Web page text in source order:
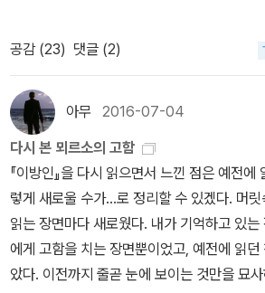
서 조그맣게 들려오는 괴상한 소리로, 나는
았다. 65소감: 뫼루소가 무조건 감정에 무딘
고 영감은... 짐작할 수 있었지만, 나름의 방
있었다.. 아... 🌱나는 사장의 비위를 거스르고 싶지는 않았으나, 나
의 생활을 바꿔야 할 하등의 이유도 찾아낼 수
도 나는 불행하진 않았다. 학생 때에는 그런
다. 그러나 학업을 포기하지 않을 수 없었을
제로는 아무런 중요성이 없다는 것을 나는
잠시 또 묵묵히 있다가 그녀는 말하기를,나
고, 아마 그 때문에 자기는 나를 사랑하고 있
로 그 같은 이유로 내가 싫어질 때가 올지도
키, 카프카와 도스토옙스키 등의 주제에 대
있는데, 내년쯤에는 책을 펴냈으면 싶다...
영사 / 240쪽) ​(2017-41) 에밀 (장 자크 루
158쪽) ​(2017-42) 엄마의 수학 공부 (전우
93쪽) ​(2017-43) 1인 1기 (김경록 / 더난
7-44)​ 침팬지 폴리틱스 (프란스 드 발 / 황
2 / 302쪽) (2017-45) 고독한 산책자의 명
는 편지 외 (장자크루소 /진인혜 / 책세상 / 237쪽) (2017-
게 읽을 것인가 (고영성 / 스마트부스
생의 이면 (이승우 / 문이당/ 300쪽)
(안건모 / 산지니 / 280쪽)​ (2017-49) 나와 청소년문학 20년 (박
는 돌아올 수 있으리라. 나는 사장에게이틀
그는 이유가 이유이니만큼 거절할 수는 없었
사장은 아무 대꾸도 하지 않았다. 그제서야
았어야 하는 걸 그랬다고 생각했다. 따지고 보
는 없었던 것이다. 그가 나에게 조의를 표해주
일이었다. 하지만 아마도 모레, 내가 상장을
을 할 것이다. 지금은 어쩐지 어머니가 죽지
는 듯한 상태다. 장례식을 치르고 나면 확정
다 공인된 격식을 갖추게 될 것이다.(P.21)
지며, 어둠 속에 떠오른던 첫 별빛들을 희미하
아니고 1인칭 단수였습니다.담백하다.그 말
는 무관한 말이었습니다.그리고 카뮈의 시간
하게 합니다.하지만, 노력해봅니다.담백함에
도 꾸여꾸역.그래도 여전합니다.인생은 비극
는 것인지 살아내는 것인지.그 답 없어 보이는
뻑해 귀를 뒤로 당기며,밝은 해의 아침에 막
히 깜빡깜빡 거려도보고,입을 다문채 턱에
니다.
공감 (23) 댓글 (2)
아무 2016-07-04
다시 본 뫼르소의 고함
『이방인』을 다시 읽으면서 느낀 점은 예전
렇게 새로울 수가...로 정리할 수 있겠다. 머
읽는 장면마다 새로웠다. 내가 기억하고 있
에게 고함을 치는 장면뿐이었고, 예전에 읽
았다. 이전까지 줄곧 눈에 보이는 것만을 묘